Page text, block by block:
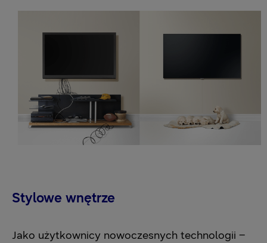
Stylowe wnętrze
Jako użytkownicy nowoczesnych technologii –